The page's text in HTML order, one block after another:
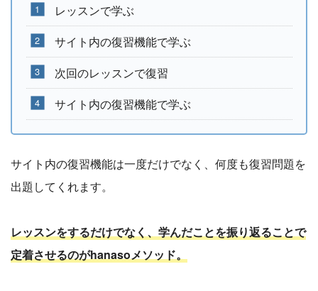
レッスンで学ぶ
サイト内の復習機能で学ぶ
次回のレッスンで復習
サイト内の復習機能で学ぶ
サイト内の復習機能は一度だけでなく、何度も復習問題を
出題してくれます。
レッスンをするだけでなく、学んだことを振り返ることで
定着させるのがhanasoメソッド。